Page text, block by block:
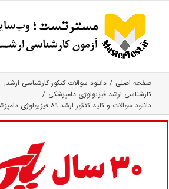
content
صفحه اصلی
دانلود سوالات کنکور کارشناسی ارشد
کارشناسی ارشد فیزیولوژی دامپزشکی
دانلود سوالات و کلید کنکور ارشد ۸۹ فیزیولوژی دامپزشکی (رایگان)